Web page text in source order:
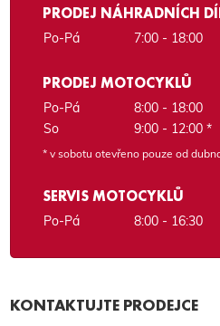
PRODEJ NÁHRADNÍCH
Po-Pá 7:00 - 18:00
PRODEJ MOTOCYKLŮ
Po-Pá
8:00 - 18:00
So
9:00 - 12:00 *
* v sobotu otevřeno pouze od
SERVIS MOTOCYKLŮ
Po-Pá 8:00 - 16:30
KONTAKTUJTE PRODEJCE